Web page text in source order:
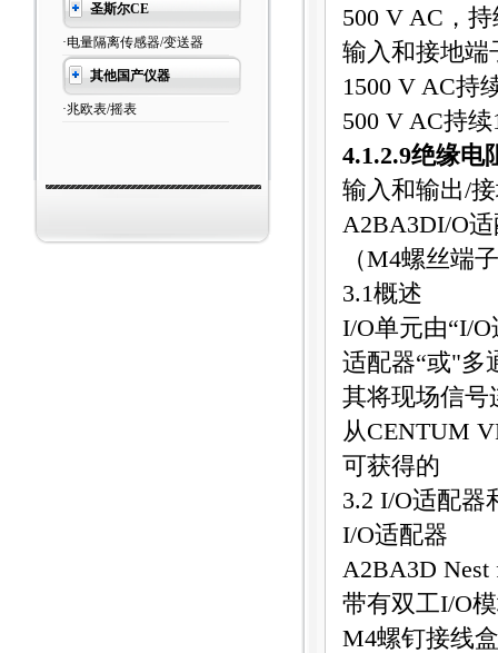
圣斯尔CE
·电量隔离传感器/变送器
其他国产仪器
·兆欧表/摇表
500 V AC ，
输入和接地端
1500 V AC持
500 V AC持续
4.1.2.9绝缘电
输入和输出/
A2BA3DI/O
（M4螺丝端
3.1概述
I/O单元由“I/O
适配器“或"多
其将现场信号
从CENTUM
可获得的
3.2 I/O适配器
I/O适配器
A2BA3D Nest
带有双工I/O
M4螺钉接线